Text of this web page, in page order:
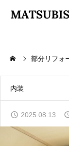
トップページ
WORKS
部分リフォ
内装
2025.08.13